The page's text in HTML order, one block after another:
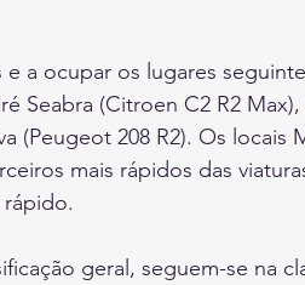
e a ocupar os lugares
Seabra (Citroen C2 R2
(Peugeot 208 R2). Os locais
mais rápidos das
geral, seguem-se na